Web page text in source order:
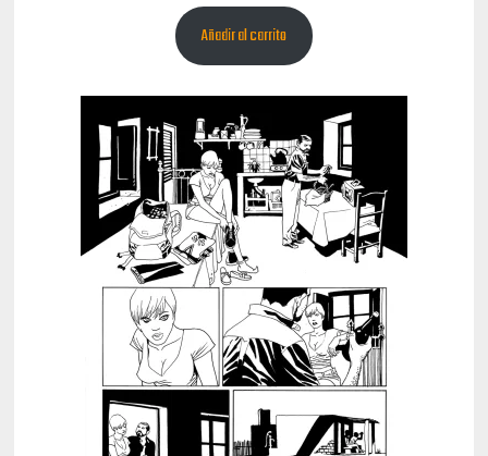
Añadir al carrito